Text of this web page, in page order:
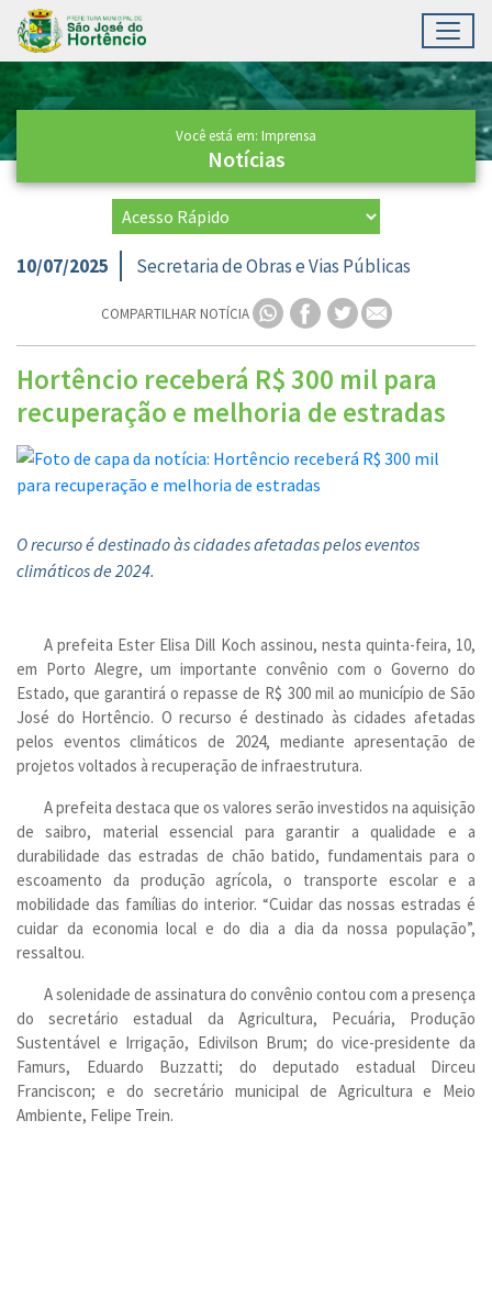
Ir para conteúdo principal
Conteúdo Principal
Você está em: Imprensa
Notícias
10/07/2025 Secretaria de Obras e Vias Públicas
COMPARTILHAR NOTÍCIA
Hortêncio receberá R$ 300 mil para
recuperação e melhoria de estradas
O recurso é destinado às cidades afetadas pelos eventos
climáticos de 2024.
A prefeita Ester Elisa Dill Koch assinou, nesta quinta-feira, 10,
em Porto Alegre, um importante convênio com o Governo do
Estado, que garantirá o repasse de R$ 300 mil ao município de São
José do Hortêncio. O recurso é destinado às cidades afetadas
pelos eventos climáticos de 2024, mediante apresentação de
projetos voltados à recuperação de infraestrutura.
A prefeita destaca que os valores serão investidos na aquisição
de saibro, material essencial para garantir a qualidade e a
durabilidade das estradas de chão batido, fundamentais para o
escoamento da produção agrícola, o transporte escolar e a
mobilidade das famílias do interior. “Cuidar das nossas estradas é
cuidar da economia local e do dia a dia da nossa população”,
ressaltou.
A solenidade de assinatura do convênio contou com a presença
do secretário estadual da Agricultura, Pecuária, Produção
Sustentável e Irrigação, Edivilson Brum; do vice-presidente da
Famurs, Eduardo Buzzatti; do deputado estadual Dirceu
Franciscon; e do secretário municipal de Agricultura e Meio
Ambiente, Felipe Trein.